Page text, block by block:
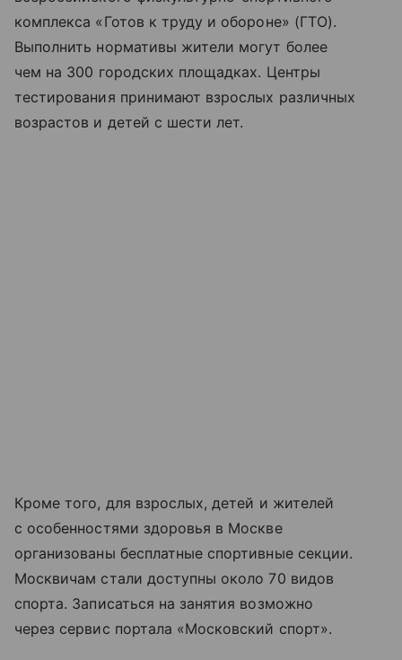
комплекса «Готов к труду и обороне» (ГТО).
Выполнить нормативы жители могут более
чем на 300 городских площадках. Центры
тестирования принимают взрослых различных
возрастов и детей с шести лет.
Кроме того, для взрослых, детей и жителей
с особенностями здоровья в Москве
организованы бесплатные спортивные секции.
Москвичам стали доступны около 70 видов
спорта. Записаться на занятия возможно
через сервис портала «Московский спорт».